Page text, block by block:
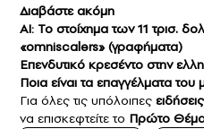
Διαβάστε ακόμη
AI: Το στοίχημα των 11 τρισ.
«omniscalers» (γραφήματα)
Επενδυτικό κρεσέντο στην
Ποια είναι τα επαγγέλματα
Για όλες τις υπόλοιπες ειδήσεις
να επισκεφτείτε το Πρώτο